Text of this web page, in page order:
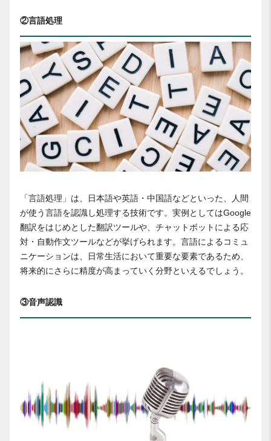
②言語処理
「言語処理」は、日本語や英語・中国語などといった、人間
が使う言語を認識し処理する技術です。実例としてはGoogle
翻訳をはじめとした翻訳ツールや、チャットボットによる応
対・自動作文ツールなどが挙げられます。言語によるコミュ
ニケーションは、日常生活において重要な要素であるため、
将来的にさらに精度が高まっていく分野といえるでしょう。
③音声認識